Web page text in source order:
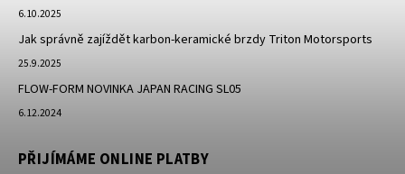
6.10.2025
Jak správně zajíždět karbon-keramické brzdy Triton Motorsports
25.9.2025
FLOW-FORM NOVINKA JAPAN RACING SL05
6.12.2024
PŘIJÍMÁME ONLINE PLATBY